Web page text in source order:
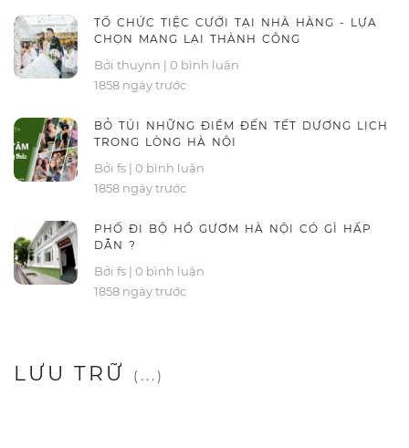
TỔ CHỨC TIỆC CƯỚI TẠI NHÀ HÀNG - LỰA
CHỌN MANG LẠI THÀNH CÔNG
Bởi thuynn | 0 bình luận
1858 ngày trước
BỎ TÚI NHỮNG ĐIỂM ĐẾN TẾT DƯƠNG LỊCH
TRONG LÒNG HÀ NỘI
Bởi fs | 0 bình luận
1858 ngày trước
PHỐ ĐI BỘ HỒ GƯƠM HÀ NỘI CÓ GÌ HẤP
DẪN ?
Bởi fs | 0 bình luận
1858 ngày trước
LƯU TRỮ (...)